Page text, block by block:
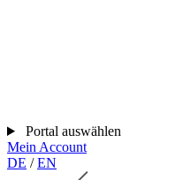
Portal auswählen
Mein Account
DE /EN